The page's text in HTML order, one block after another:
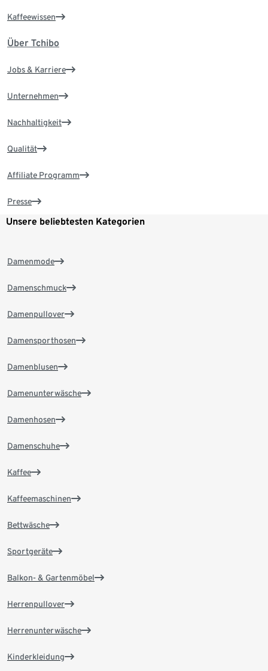
Kaffeewissen
Über Tchibo
Jobs & Karriere
Unternehmen
Nachhaltigkeit
Qualität
Affiliate Programm
Presse
Unsere beliebtesten Kategorien
Damenmode
Damenschmuck
Damenpullover
Damensporthosen
Damenblusen
Damenunterwäsche
Damenhosen
Damenschuhe
Kaffee
Kaffeemaschinen
Bettwäsche
Sportgeräte
Balkon- & Gartenmöbel
Herrenpullover
Herrenunterwäsche
Kinderkleidung